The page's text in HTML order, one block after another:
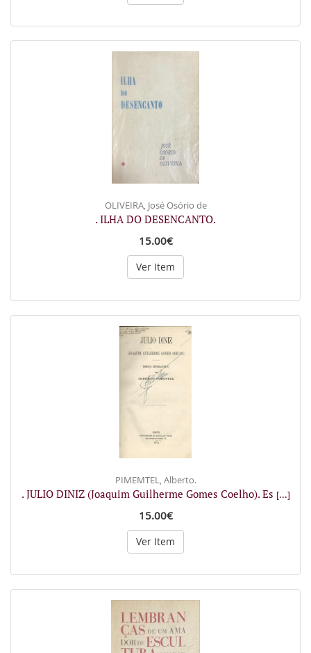
OLIVEIRA, José Osório de
. ILHA DO DESENCANTO.
15.00€
Ver Item
PIMEMTEL, Alberto.
. JULIO DINIZ (Joaquim Guilherme Gomes Coelho). Es [...]
15.00€
Ver Item